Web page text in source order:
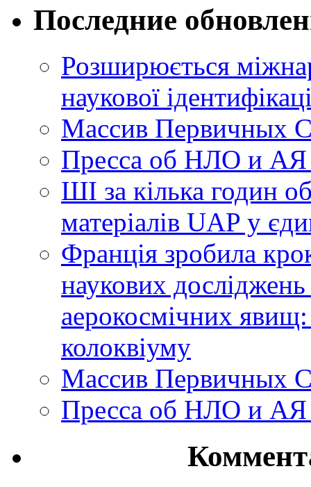
Последние
Розширюється
наукової
Массив Первичных
Пресса об НЛО и
ШІ за кілька годин
матеріалів UAP у
Франція зробила
наукових
аерокосмічних
колоквіуму
Массив Первичных
Пресса об НЛО и